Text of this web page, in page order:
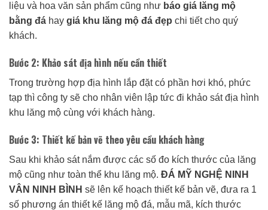
liệu và hoa văn sản phẩm cũng như báo giá lăng mộ
bằng đá hay giá khu lăng mộ đá đẹp chi tiết cho quý
khách.
Bước 2: Khảo sát địa hình nếu cần thiết
Trong trường hợp địa hình lắp đặt có phần hơi khó, phức
tạp thì công ty sẽ cho nhân viên lập tức đi khảo sát địa hình
khu lăng mộ cùng với khách hàng.
Bước 3: Thiết kế bản vẽ theo yêu cầu khách hàng
Sau khi khảo sát nắm được các số đo kích thước của lăng
mộ cũng như toàn thể khu lăng mộ. ĐÁ MỸ NGHỆ NINH
VÂN NINH BÌNH sẽ lên kế hoạch thiết kế bản vẽ, đưa ra 1
số phương án thiết kế lăng mộ đá, mẫu mã, kích thước